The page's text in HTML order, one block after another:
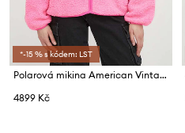
*-15 % s kódem: LST
Polarová mikina American Vintage VESTE ML
4899 Kč